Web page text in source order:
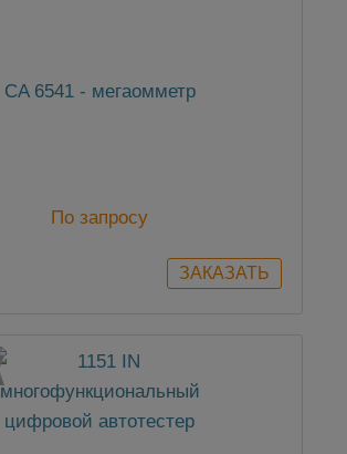
CA 6541 - мегаомметр
По запросу